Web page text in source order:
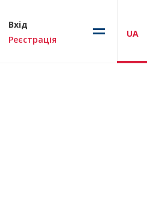
Вхід
Реєстрація
UA